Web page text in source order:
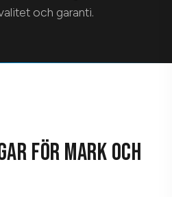
och garanti.
FÖR MARK OCH